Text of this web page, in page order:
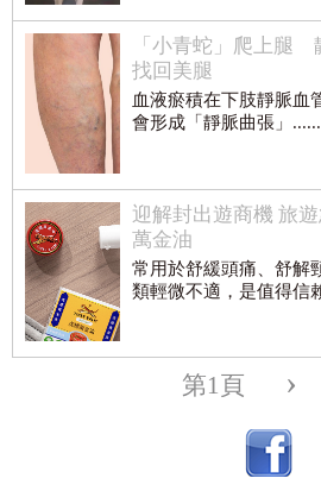
「小青蛇」爬上腿
找回美腿
血液瘀積在下肢靜脈血
會形成「靜脈曲張」......
迎解封出遊商機 旅
萬金油
常用於舒緩頭痛、舒解
類輕微不適，是值得信
第1頁 ›